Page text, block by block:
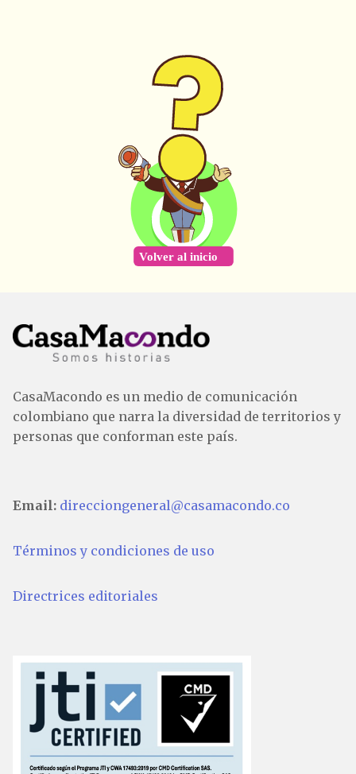
CasaMacondo es un medio de comunicación
colombiano que narra la diversidad de territorios y
personas que conforman este país.
Email: direcciongeneral@casamacondo.co
Términos y condiciones de uso
Directrices editoriales